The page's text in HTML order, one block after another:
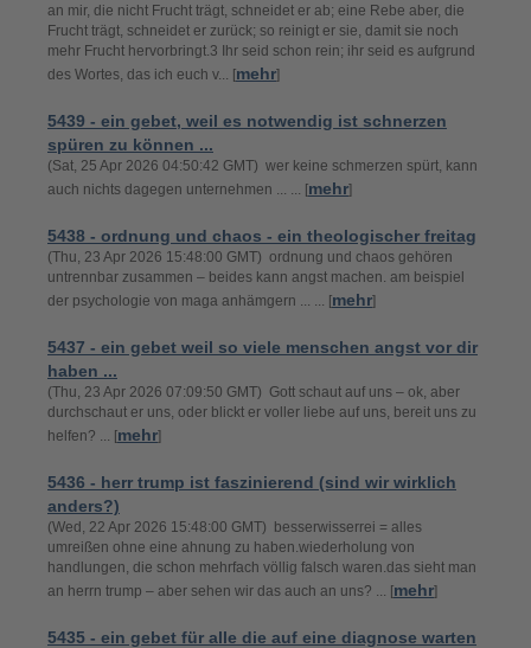
an mir, die nicht Frucht trägt, schneidet er ab; eine Rebe aber, die
Frucht trägt, schneidet er zurück; so reinigt er sie, damit sie noch
mehr Frucht hervorbringt.3 Ihr seid schon rein; ihr seid es aufgrund
des Wortes, das ich euch v... [mehr]
5439 - ein gebet, weil es notwendig ist schnerzen
spüren zu können ...
(Sat, 25 Apr 2026 04:50:42 GMT) wer keine schmerzen spürt, kann
auch nichts dagegen unternehmen ... ... [mehr]
5438 - ordnung und chaos - ein theologischer freitag
(Thu, 23 Apr 2026 15:48:00 GMT) ordnung und chaos gehören
untrennbar zusammen – beides kann angst machen. am beispiel
der psychologie von maga anhämgern ... ... [mehr]
5437 - ein gebet weil so viele menschen angst vor dir
haben ...
(Thu, 23 Apr 2026 07:09:50 GMT) Gott schaut auf uns – ok, aber
durchschaut er uns, oder blickt er voller liebe auf uns, bereit uns zu
helfen? ... [mehr]
5436 - herr trump ist faszinierend (sind wir wirklich
anders?)
(Wed, 22 Apr 2026 15:48:00 GMT) besserwisserrei = alles
umreißen ohne eine ahnung zu haben.wiederholung von
handlungen, die schon mehrfach völlig falsch waren.das sieht man
an herrn trump – aber sehen wir das auch an uns? ... [mehr]
5435 - ein gebet für alle die auf eine diagnose warten